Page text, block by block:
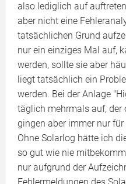
also lediglich auf
aber nicht eine
tatsächlichen Grund
nur ein einziges Mal auf,
werden, sollte sie aber
liegt tatsächlich ein
werden. Bei der Anlage
täglich mehrmals auf, der
gingen aber immer nur
Ohne Solarlog hätte ich
so gut wie nie
nur aufgrund der